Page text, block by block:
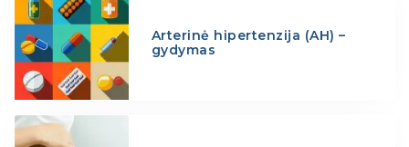
Arterinė hipertenzija (AH) –
gydymas